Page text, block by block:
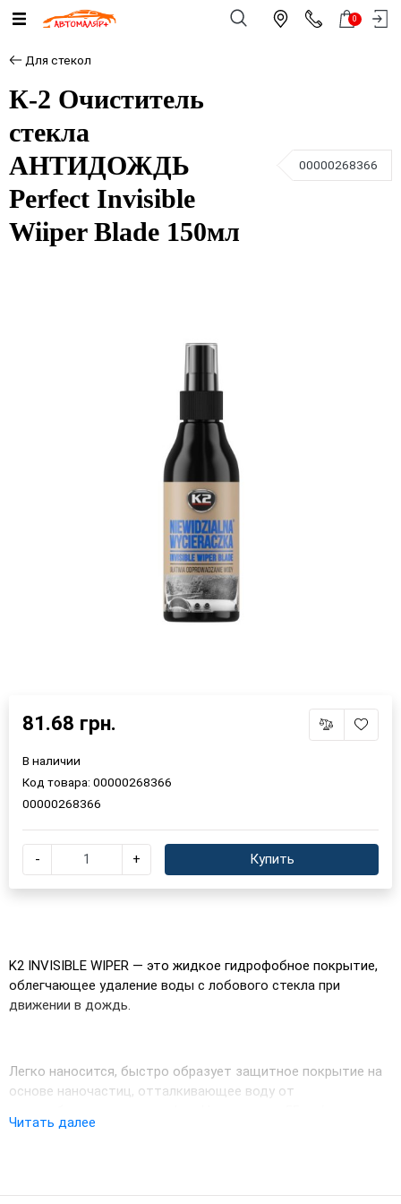
0
Для стекол
К-2 Очиститель
стекла
АНТИДОЖДЬ
Perfect Invisible
Wiiper Blade 150мл
00000268366
Выберите язык магазина ×
UA
K2 INVISIBLE WIPER — это жидкое гидрофобное покрытие,
облегчающее удаление воды с лобового стекла при
движении в дождь.
Легко наносится, быстро образует защитное покрытие на
основе наночастиц, отталкивающее воду от
автоматически скатывается под действием давления
Читать далее
81.68 грн.
В наличии
Код товара: 00000268366
00000268366
- + Купить